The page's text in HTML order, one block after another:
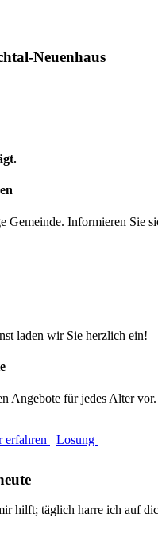
Neuenhaus
Gemeinde. Informieren Sie
laden wir Sie herzlich ein!
Angebote für jedes Alter vor.
erfahren Losung
hilft; täglich harre ich auf